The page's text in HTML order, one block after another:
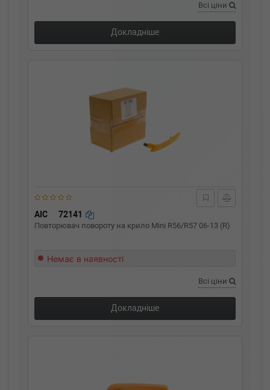
Всі ціни
Докладніше
AIC 72141
Повторювач повороту на крило Mini R56/R57 06-13 (R)
Немає в наявності
Всі ціни
Докладніше